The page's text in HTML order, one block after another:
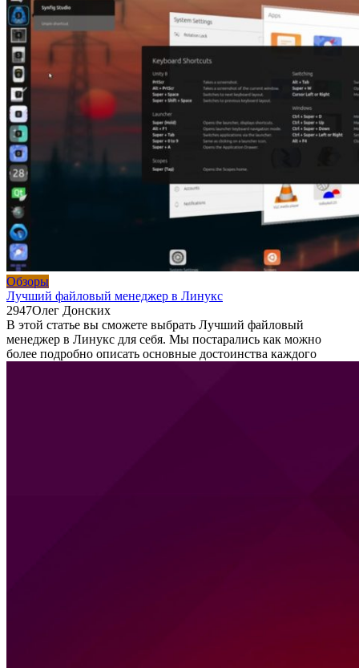
Обзоры
Лучший файловый менеджер в Линукс
2947Олег Донских
В этой статье вы сможете выбрать Лучший файловый
менеджер в Линукс для себя. Мы постарались как можно
более подробно описать основные достоинства каждого